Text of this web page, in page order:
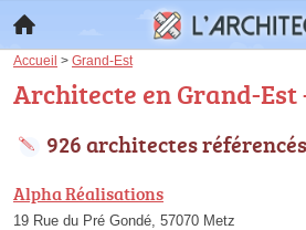
Accueil > Grand-Est
Architecte en Grand-Est
926 architectes référencés
Alpha Réalisations
19 Rue du Pré Gondé, 57070 Metz